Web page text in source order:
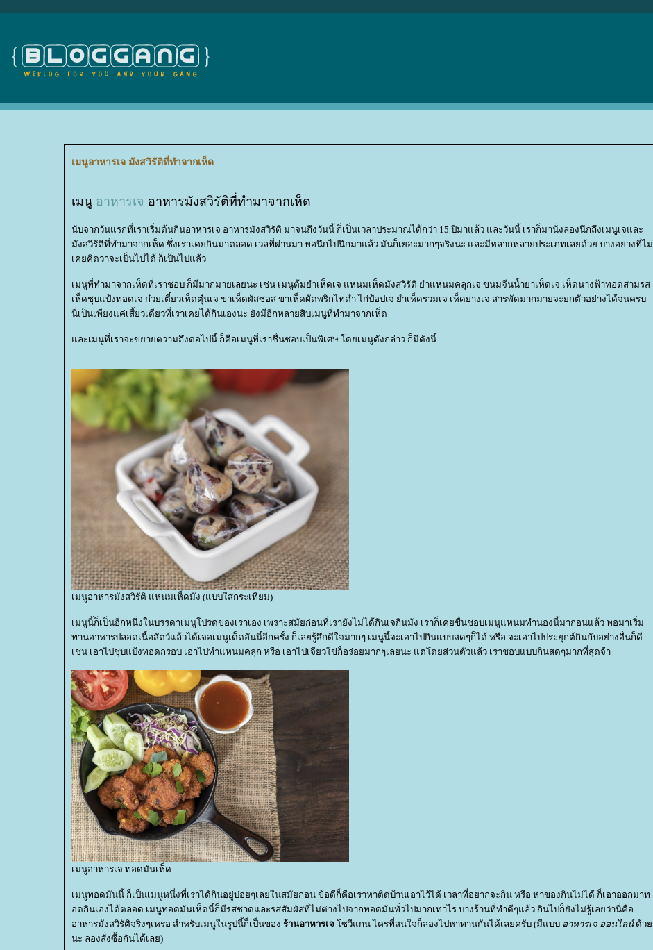
เมนูอาหารเจ มังสวิรัติที่ทำจากเห็ด
เมนู อาหารเจ อาหารมังสวิรัติที่ทำมาจากเห็ด
นับจากวันแรกที่เราเริ่มต้นกินอาหารเจ อาหารมังสวิรัติ มาจนถึงวันนี้ ก็เป็นเวลาประมาณได้กว่า 15 ปีมาแล้ว และวันนี้ เราก็มานั่งลองนึกถึงเมนูเจและ
มังสวิรัติที่ทำมาจากเห็ด ซึ่งเราเคยกินมาตลอด เวลที่ผ่านมา พอนึกไปนึกมาแล้ว มันก็เยอะมากๆจริงนะ และมีหลากหลายประเภทเลยด้วย บางอย่างที่ไม่
เคยคิดว่าจะเป็นไปได้ ก็เป็นไปแล้ว
เมนูที่ทำมาจากเห็ดที่เราชอบ ก็มีมากมายเลยนะ เช่น เมนูต้มยำเห็ดเจ แหนมเห็ดมังสวิรัติ ยำแหนมคลุกเจ ขนมจีนน้ำยาเห็ดเจ เห็ดนางฟ้าทอดสามรส
เห็ดชุบแป้งทอดเจ ก๋วยเตี๋ยวเห็ดตุ๋นเจ ขาเห็ดผัสซอส ขาเห็ดผัดพริกไทดำ ไก่ป้อปเจ ยำเห็ดรวมเจ เห็ดย่างเจ สารพัดมากมายจะยกตัวอย่างได้จนครบ
นี่เป็นเพียงแค่เสี้ยวเดียวที่เราเคยได้กินเองนะ ยังมีอีกหลายสิบเมนูที่ทำมาจากเห็ด
ละเมนูที่เราจะขยายตวามถึงต่อไปนี้ ก็คือเมนูที่เราชื่นชอบเป็นพิเศษ โดยเมนูดังกล่าว ก็มีดังนี้
เมนูอาหารมังสวิรัติ แหนมเห็ดมัง (แบบใส่กระเทียม)
เมนูนี้ก็เป็นอีกหนึ่งในบรรดาเมนูโปรดของเราเอง เพราะสมัยก่อนที่เรายังไม่ได้กินเจกินมัง เราก็เคยชื่นชอบเมนูแหนมทำนองนี้มาก่อนแล้ว พอมาเริ่ม
ทานอาหารปลอดเนื้อสัตว์แล้วได้เจอเมนูเด็ดอันนี้อีกครั้ง ก็เลยรู้สึกดีใจมากๆ เมนูนี้จะเอาไปกินแบบสดๆก็ได้ หรือ จะเอาไปประยุกต์กินกับอย่างอื่นก็ดี
เช่น เอาไปชุบแป้งทอดกรอบ เอาไปทำแหนมคลุก หรือ เอาไปเจียวใข่ก็อร่อยมากๆเลยนะ แต่โดยส่วนตัวแล้ว เราชอบแบบกินสดๆมากที่สุดจ้า
เมนูอาหารเจ ทอดมันเห็ด
เมนูทอดมันนี้ ก็เป็นเมนูหนึ่งที่เราได้กินอยู่บ่อยๆเลยในสมัยก่อน ข้อดีก็คือเราหาติดบ้านเอาไว้ได้ เวลาที่อยากจะกิน หรือ หาของกินไม่ได้ ก็เอาออกมาท
อดกินเองได้ตลอด เมนูทอดมันเห็ดนี้ก็มีรสชาดและรสสัมผัสที่ไม่ต่างไปจากทอดมันทั่วไปมากเท่าไร บางร้านที่ทำดีๆแล้ว กินไปก็ยังไม่รู้เลยว่านี่คือ
อาหารมังสวิรัติจริงๆเหรอ สำหรับเมนูในรูปนี้ก็เป็นของ ร้านอาหารเจ ซวีแกน ไครที่สนใจก็ลองไปหาทานกันได้เลยครับ (มีแบบ อาหารเจ ออนไลน์ด้ว
นะ ลองสั่งซื้อกันได้เลย)